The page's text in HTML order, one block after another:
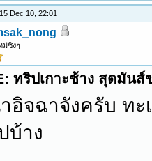
Dec 10, 22:01
ม่ซิงๆ
ทริปเกาะช้าง สุดมันส์
อิจฉาจังครับ ทะ
บ้าง